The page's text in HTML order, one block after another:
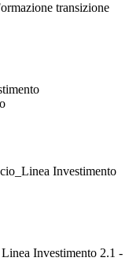
transizione
Investimento
Investimento 2.1 -